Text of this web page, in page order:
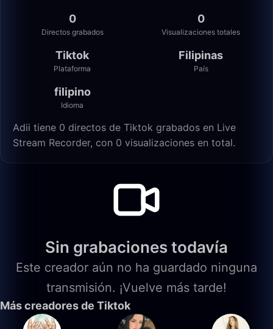
0
Directos grabados
0
Visualizaciones totales
Tiktok
Plataforma
Filipinas
País
filipino
Idioma
Adii tiene 0 directos de Tiktok grabados en Live
Stream Recorder, con 0 visualizaciones en total.
Sin grabaciones todavía
Este creador aún no ha guardado ninguna
transmisión. ¡Vuelve más tarde!
Más creadores de Tiktok